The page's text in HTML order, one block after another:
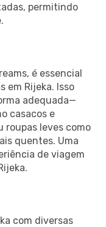
permitindo
é essencial
em Rijeka. Isso
adequada—
casacos e
roupas leves como
quentes. Uma
de viagem
com diversas